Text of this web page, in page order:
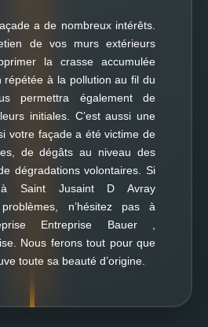
a de nombreux intérêts.
de vos murs extérieurs
la crasse accumulée
répétée à la pollution au fil du
permettra également de
initiales. C’est aussi une
votre façade a été victime de
de dégâts au niveau des
dégradations volontaires. Si
Saint Jusaint D Avray
n’hésitez pas à
Entreprise Bauer ,
Nous ferons tout pour que
toute sa beauté d’origine.